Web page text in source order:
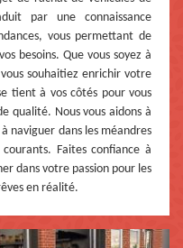
par une connaissance
vous permettant de
besoins. Que vous soyez à
souhaitiez enrichir votre
tient à vos côtés pour vous
qualité. Nous vous aidons à
naviguer dans les méandres
Faites confiance à
dans votre passion pour les
en réalité.